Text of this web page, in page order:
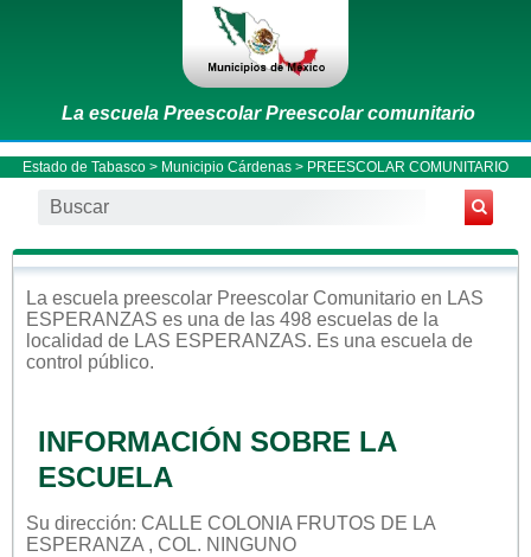
La escuela Preescolar Preescolar comunitario
Estado de Tabasco > Municipio Cárdenas > PREESCOLAR COMUNITARIO
La escuela preescolar Preescolar Comunitario en LAS
ESPERANZAS es una de las 498 escuelas de la
localidad de LAS ESPERANZAS. Es una escuela de
control público.
INFORMACIÓN SOBRE LA
ESCUELA
Su dirección: CALLE COLONIA FRUTOS DE LA
ESPERANZA , COL. NINGUNO